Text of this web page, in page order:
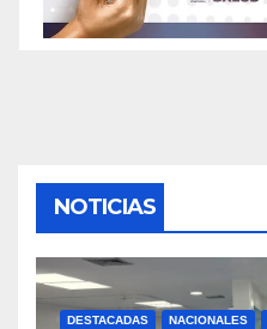
NOTICIAS
DESTACADAS NACIONALES